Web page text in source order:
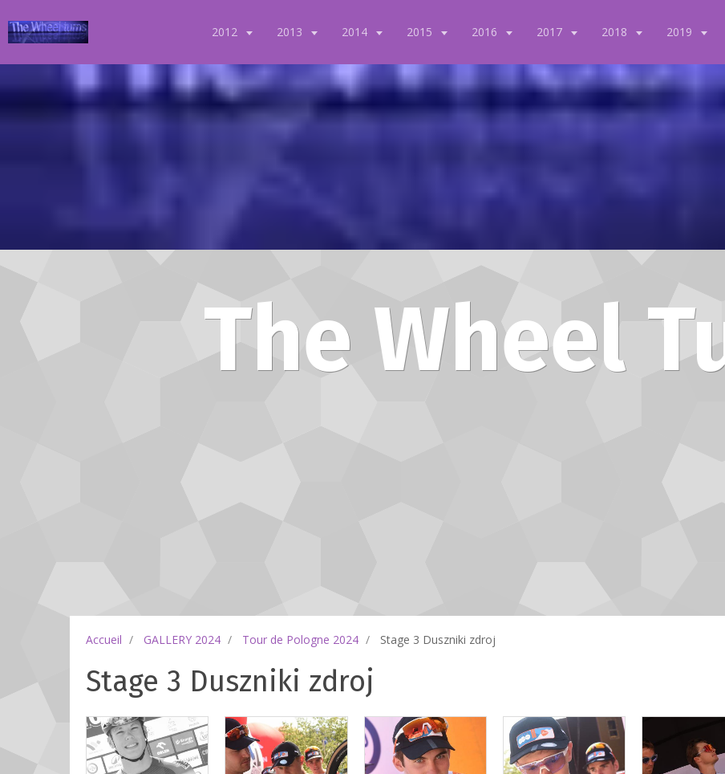
2012 2013 2014 2015 2016 2017 2018 2019
The Wheel
Accueil GALLERY 2024 Tour de Pologne 2024 Stage 3 Duszniki zdroj
Stage 3 Duszniki zdroj